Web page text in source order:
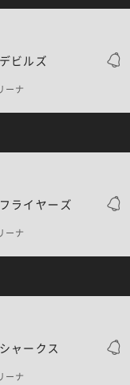
デビルズ
ーナ
フライヤーズ
ーナ
シャークス
ーナ